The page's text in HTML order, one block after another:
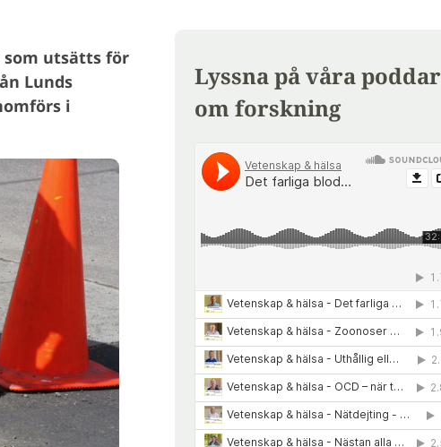
som utsätts för
Lunds
i
Lyssna på våra poddar
om forskning